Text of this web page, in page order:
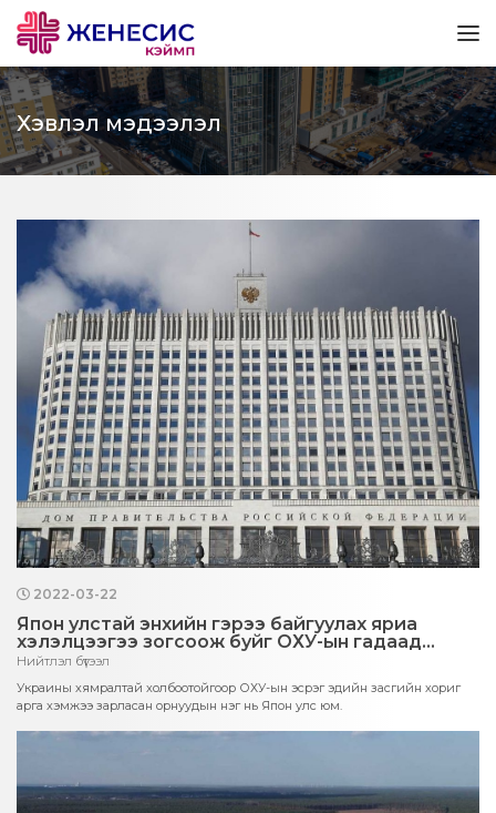
Хэвлэл мэдээлэл
Нийтлэл бүтээл
Япон улстай энхийн гэрээ байгуулах яриа
хэлэлцээгээ зогсоож буйг ОХУ-ын гадаад
хэргийн яам мэдэгджээ
2022-03-22
Украины хямралтай холбоотойгоор ОХУ-ын эсрэг эдийн засгийн хориг
арга хэмжээ зарласан орнуудын нэг нь Япон улс юм.